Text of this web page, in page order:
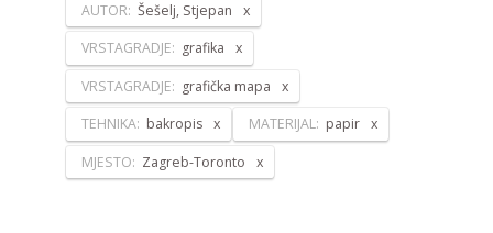
AUTOR: Šešelj, Stjepan
VRSTAGRADJE: grafika
VRSTAGRADJE: grafička mapa
TEHNIKA: bakropis MATERIJAL: papir
MJESTO: Zagreb-Toronto